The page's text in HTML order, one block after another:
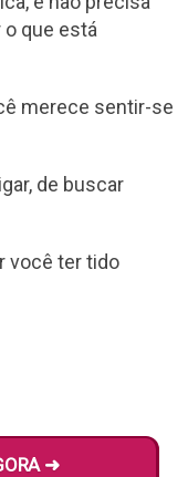
que está
merece sentir-se
de buscar
você ter tido
➜